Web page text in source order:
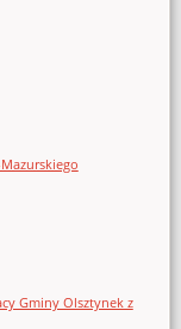
Gminy Olsztynek z